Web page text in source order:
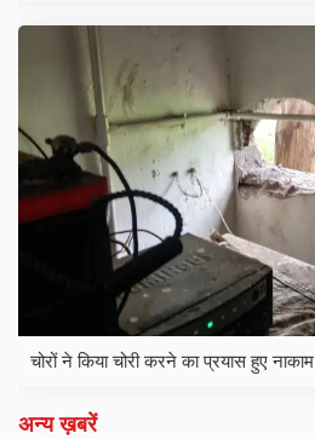
चोरों ने किया चोरी करने का प्रयास हुए नाकाम
अन्य ख़बरें